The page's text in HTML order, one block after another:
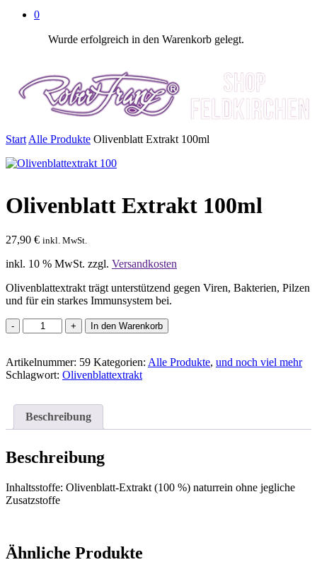
0
Wurde erfolgreich in den Warenkorb gelegt.
Start Alle Produkte Olivenblatt Extrakt 100ml
Olivenblatt Extrakt 100ml
27,90 € inkl. MwSt.
inkl. 10 % MwSt. zzgl. Versandkosten
Olivenblattextrakt trägt unterstützend gegen Viren, Bakterien, Pilzen
und für ein starkes Immunsystem bei.
Olivenblatt
Extrakt
Menge
In den Warenkorb
Artikelnummer: 59 Kategorien: Alle Produkte, und noch viel mehr
Schlagwort: Olivenblattextrakt
Beschreibung
Beschreibung
Inhaltsstoffe: Olivenblatt-Extrakt (100 %) naturrein ohne jegliche
Zusatzstoffe
Ähnliche Produkte